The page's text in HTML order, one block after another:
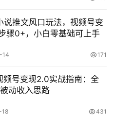
说推文风口玩法，视频号变
骤0+，小白零基础可上手
14 171
频号变现2.0实战指南：全
动收入思路
18 431